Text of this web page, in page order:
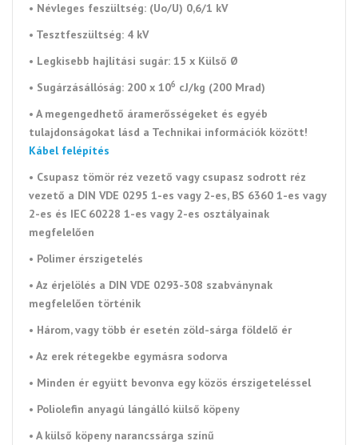
• Névleges feszültség: (Uo/U) 0,6/1 kV
• Tesztfeszültség: 4 kV
• Legkisebb hajlítási sugár: 15 x Külső Ø
• Sugárzásállóság: 200 x 106 cJ/kg (200 Mrad)
• A megengedhető áramerősségeket és egyéb
tulajdonságokat lásd a Technikai információk között!
Kábel felépítés
• Csupasz tömör réz vezető vagy csupasz sodrott réz
vezető a DIN VDE 0295 1-es vagy 2-es, BS 6360 1-es vagy
2-es és IEC 60228 1-es vagy 2-es osztályainak
megfelelően
• Polimer érszigetelés
• Az érjelölés a DIN VDE 0293-308 szabványnak
megfelelően történik
• Három, vagy több ér esetén zöld-sárga földelő ér
• Az erek rétegekbe egymásra sodorva
• Minden ér együtt bevonva egy közös érszigeteléssel
• Poliolefin anyagú lángálló külső köpeny
• A külső köpeny narancssárga színű